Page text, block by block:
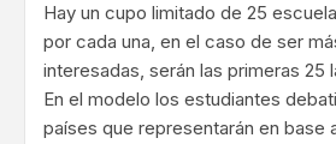
Hay un cupo limitado de 25
por cada una, en el caso de ser
interesadas, serán las primeras 25
En el modelo los estudiantes
países que representarán en base